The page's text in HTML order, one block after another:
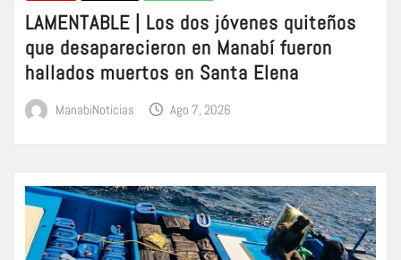
LAMENTABLE | Los dos jóvenes quiteños
que desaparecieron en Manabí fueron
hallados muertos en Santa Elena
ManabiNoticias Ago 7, 2026